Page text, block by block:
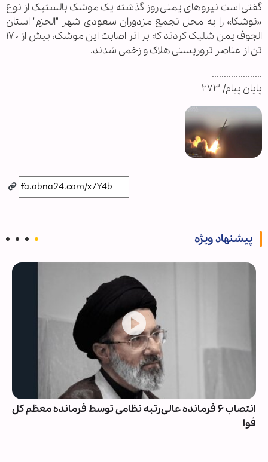
گفتی است نیروهای یمنی روز گذشته یک موشک بالستیک از نوع
«توشکا» را به محل تجمع مزدوران سعودی شهر "الحزم" استان
الجوف یمن شلیک کردند که بر اثر اصابت این موشک، بیش از ۱۷۰
تن از عناصر تروریستی هلاک و زخمی شدند.
.....................
پایان پیام/ ۲۷۳
پیشنهاد ویژه
انتصاب ۶ فرمانده عالی‌رتبه نظامی توسط فرمانده معظم کل
قوا